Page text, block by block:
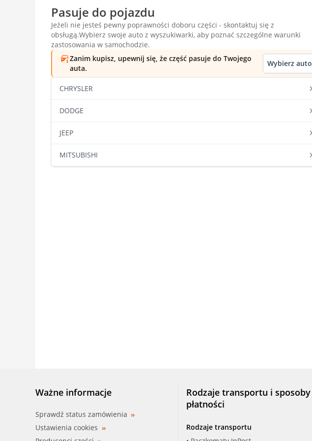
Pasuje do pojazdu
Jeżeli nie jesteś pewny poprawności doboru części - skontaktuj się z
obsługą.Wybierz swoje auto z wyszukiwarki, aby poznać szczególne warunki
zastosowania w samochodzie.
Zanim kupisz, upewnij się, że część pasuje do Twojego
auta.
Wybierz auto
CHRYSLER
DODGE
JEEP
MITSUBISHI
Ważne informacje
Sprawdź status zamówienia
Ustawienia cookies
Rodzaje transportu i sposoby
płatności
Rodzaje transportu